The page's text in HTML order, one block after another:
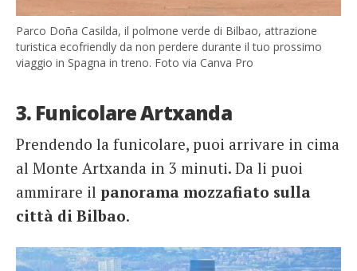
Parco Doña Casilda, il polmone verde di Bilbao, attrazione
turistica ecofriendly da non perdere durante il tuo prossimo
viaggio in Spagna in treno. Foto via Canva Pro
3. Funicolare Artxanda
Prendendo la funicolare, puoi arrivare in cima
al Monte Artxanda in 3 minuti. Da li puoi
ammirare il panorama mozzafiato sulla
città di Bilbao.